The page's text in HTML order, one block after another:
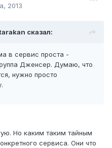
2013
сказал:
в сервис проста -
Дженсер. Думаю, что
нужно просто
Но каким таким тайным
сервиса. Они что